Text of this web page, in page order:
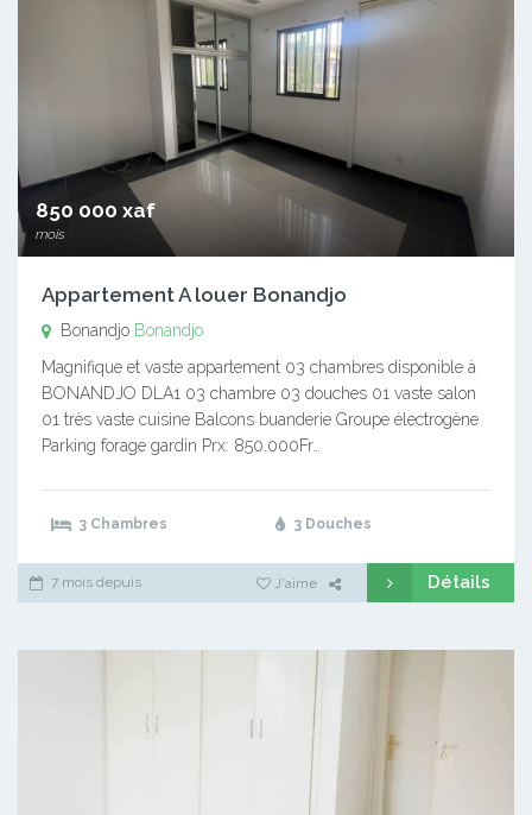
850 000 xaf
mois
Appartement A louer Bonandjo
Bonandjo Bonandjo
Magnifique et vaste appartement 03 chambres disponible à
BONANDJO DLA1 03 chambre 03 douches 01 vaste salon
01 très vaste cuisine Balcons buanderie Groupe électrogène
Parking forage gardin Prx: 850.000Fr…
3 Chambres 3 Douches
7 mois depuis J'aime Détails